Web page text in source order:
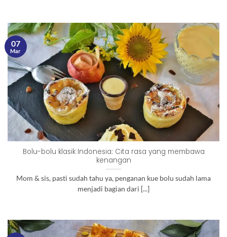
Bolu-bolu klasik Indonesia: Cita rasa yang membawa
kenangan
Mom & sis, pasti sudah tahu ya, penganan kue bolu sudah lama
menjadi bagian dari [...]
07
Mar